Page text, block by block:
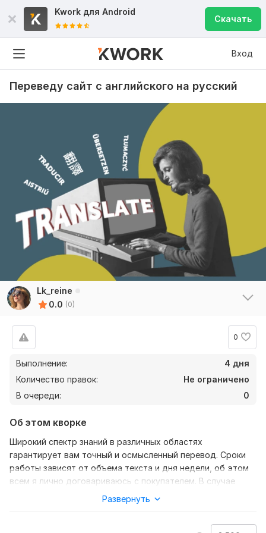
Kwork для Android
Скачать
Вход
Переведу сайт с английского на русский
Lk_reine
0.0 (0)
0
Выполнение:
4 дня
Количество правок:
Не ограничено
В очереди:
0
Об этом кворке
Широкий спектр знаний в различных областях
гарантирует вам точный и осмысленный перевод. Сроки
работы зависят от объема текста и дня недели, об этом
всем я лично договариваюсь с покупателем. В случае
задержки перевода, покупатель может получить его без
оплаты моего труда или отказаться от услуг.
Развернуть